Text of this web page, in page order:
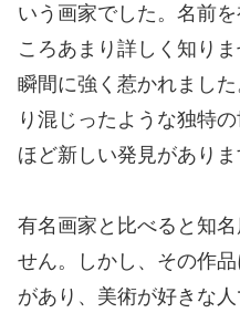
いう画家でした。名前
ころあまり詳しく知り
瞬間に強く惹かれまし
り混じったような独特
ほど新しい発見がありま
有名画家と比べると知
せん。しかし、その作
があり、美術が好きな